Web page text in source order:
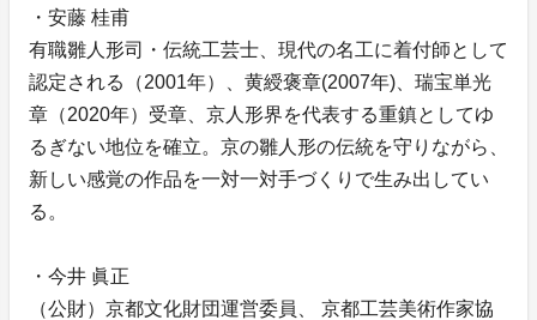
・安藤 桂甫
有職雛人形司・伝統工芸士、現代の名工に着付師として
認定される（2001年）、黄綬褒章(2007年)、瑞宝単光
章（2020年）受章、京人形界を代表する重鎮としてゆ
るぎない地位を確立。京の雛人形の伝統を守りながら、
新しい感覚の作品を一対一対手づくりで生み出してい
る。
・今井 眞正
（公財）京都文化財団運営委員、 京都工芸美術作家協